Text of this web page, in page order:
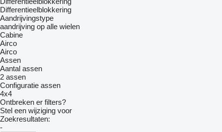
Differentieelblokkering
Aandrijvingstype
aandrijving op alle wielen
Cabine
Airco
Airco
Assen
Aantal assen
2 assen
Configuratie assen
4x4
Ontbreken er filters?
Stel een wijziging voor
Zoekresultaten:
-